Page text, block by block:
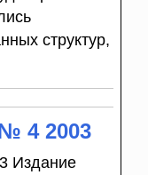
структур,
4 2003
Издание